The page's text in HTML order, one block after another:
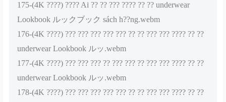
175-(4K ????) ???? Ai ?? ?? ??? ???? ?? ?? underwear
Lookbook ルックブック sách h??ng.webm
176-(4K ????) ??? ??? ??? ??? ??? ?? ?? ??? ??? ???? ?? ??
underwear Lookbook ルッ.webm
177-(4K ????) ??? ??? ??? ?? ??? ??? ?? ??? ??? ???? ?? ??
underwear Lookbook ルッ.webm
178-(4K ????) ??? ??? ??? ??? ??? ?? ?? ??? ??? ???? ?? ??